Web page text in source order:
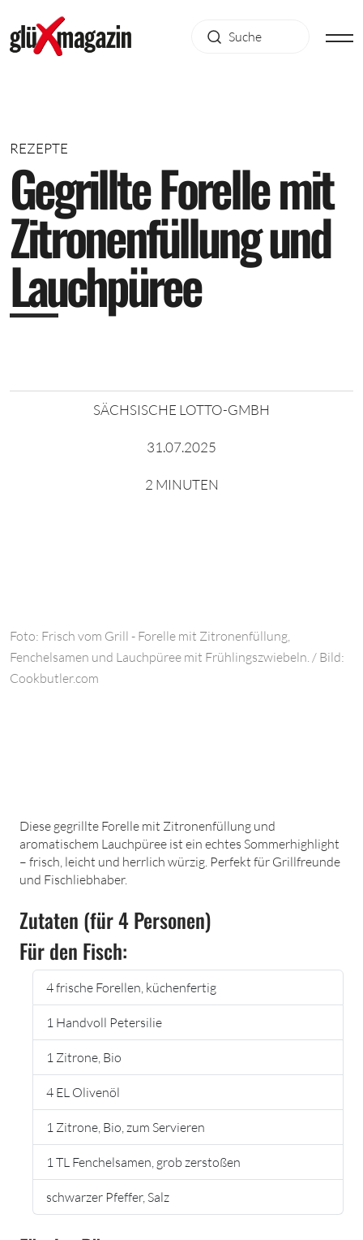
REZEPTE
GegrillteForellemit
Zitronenfüllungund
Lauchpüree
SÄCHSISCHE LOTTO-GMBH
31.07.2025
2 MINUTEN
Foto: Frisch vom Grill - Forelle mit Zitronenfüllung,
Fenchelsamen und Lauchpüree mit Frühlingszwiebeln. / Bild:
Cookbutler.com
Diese gegrillte Forelle mit Zitronenfüllung und
aromatischem Lauchpüree ist ein echtes Sommerhighlight
– frisch, leicht und herrlich würzig. Perfekt für Grillfreunde
und Fischliebhaber.
Zutaten (für 4 Personen)
Für den Fisch:
4 frische Forellen, küchenfertig
1 Handvoll Petersilie
1 Zitrone, Bio
4 EL Olivenöl
1 Zitrone, Bio, zum Servieren
1 TL Fenchelsamen, grob zerstoßen
schwarzer Pfeffer, Salz